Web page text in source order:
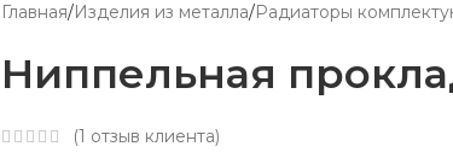
Главная Изделия из металла Радиаторы
Ниппельная
(1 отзыв клиента)